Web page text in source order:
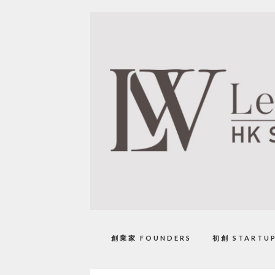
創業家 FOUNDERS 初創